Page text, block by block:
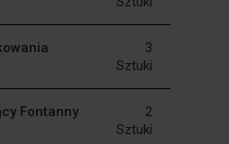
3
Sztuki
Fontanny
2
Sztuki